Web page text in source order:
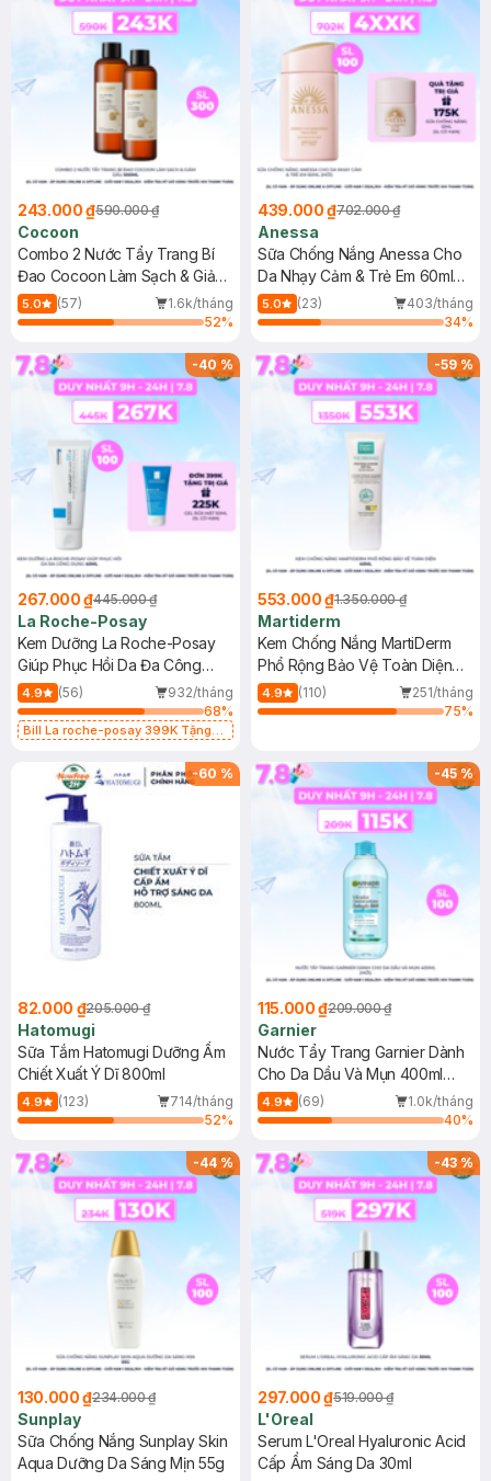
243.000 ₫590.000 ₫
Cocoon
Combo 2 Nước Tẩy Trang Bí
Đao Cocoon Làm Sạch & Giảm
Dầu 500ml
5.0 (57)
1.6k/tháng
52%
439.000 ₫702.000 ₫
Anessa
Sữa Chống Nắng Anessa Cho
Da Nhạy Cảm & Trẻ Em 60ml
(Mới)
5.0 (23)
403/tháng
34%
-40%
267.000 ₫445.000 ₫
La Roche-Posay
Kem Dưỡng La Roche-Posay
Giúp Phục Hồi Da Đa Công
Dụng 40ml
4.9 (56)
932/tháng
68%
Bill La roche-posay 399K Tặng
(SL có hạn)
-59%
553.000 ₫1.350.000 ₫
Martiderm
Kem Chống Nắng MartiDerm
Phổ Rộng Bảo Vệ Toàn Diện
40ml
4.9 (110)
251/tháng
75%
-60 %
82.000 ₫205.000 ₫
Hatomugi
Sữa Tắm Hatomugi Dưỡng Ẩm
Chiết Xuất Ý Dĩ 800ml
4.9 (123)
714/tháng
52%
-45%
115.000 ₫209.000 ₫
Garnier
Nước Tẩy Trang Garnier Dành
Cho Da Dầu Và Mụn 400ml
(Mới)
4.9 (69)
1.0k/tháng
40%
-44%
130.000 ₫234.000 ₫
Sunplay
Sữa Chống Nắng Sunplay Skin
Aqua Dưỡng Da Sáng Mịn 55g
-43%
297.000 ₫519.000 ₫
L'Oreal
Serum L'Oreal Hyaluronic Acid
Cấp Ẩm Sáng Da 30ml